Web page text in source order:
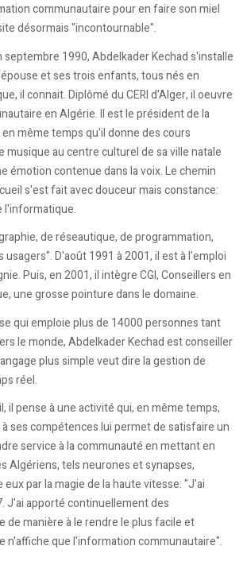
communautaire pour en faire son miel
désormais "incontournable".
septembre 1990, Abdelkader Kechad s'installe
et ses trois enfants, tous nés en
il connait. Diplômé du CERI d'Alger, il oeuvre
en Algérie. Il est le président de la
même temps qu'il donne des cours
au centre culturel de sa ville natale
émotion contenue dans la voix. Le chemin
s'est fait avec douceur mais constance:
l'informatique.
de réseautique, de programmation,
D'août 1991 à 2001, il est à l'emploi
Puis, en 2001, il intègre CGI, Conseillers en
une grosse pointure dans le domaine.
qui emploie plus de 14000 personnes tant
le monde, Abdelkader Kechad est conseiller
plus simple veut dire la gestion de
réel.
il pense à une activité qui, en même temps,
ses compétences lui permet de satisfaire un
service à la communauté en mettant en
Algériens, tels neurones et synapses,
par la magie de la haute vitesse: "J'ai
J'ai apporté continuellement des
de manière à le rendre le plus facile et
n'affiche que l'information communautaire".